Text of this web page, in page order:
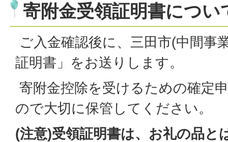
寄附金受領証明書につい
ご入金確認後に、三田市(中間事
証明書」をお送りします。
寄附金控除を受けるための確定
ので大切に保管してください。
(注意)受領証明書は、お礼の品と